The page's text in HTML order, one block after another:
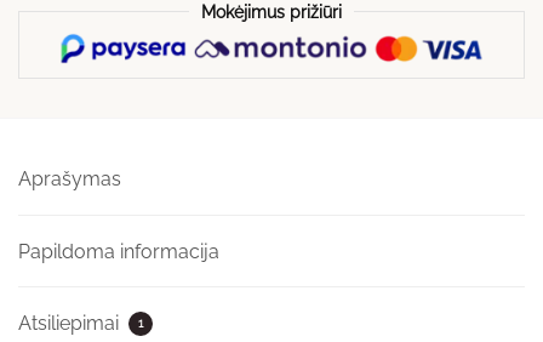
Mokėjimus prižiūri
Aprašymas
Papildoma informacija
Atsiliepimai 1